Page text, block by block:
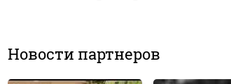
Новости партнеров